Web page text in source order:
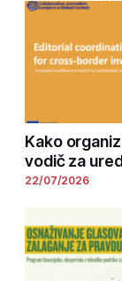
Kako
vodič za
22/07/2026